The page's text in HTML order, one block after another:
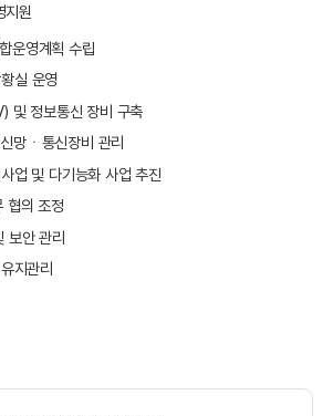
지원
운영계획 수립
실 운영
및 정보통신 장비 구축
망ㆍ통신장비 관리
업 및 다기능화 사업 추진
의 조정
보안 관리
지관리